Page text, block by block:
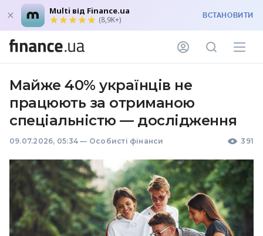
Multi від Finance.ua
(8,9K+) ВСТАНОВИТИ
Майже 40% українців не
працюють за отриманою
спеціальністю — дослідження
09.07.2026, 05:34 — Особисті фінанси 391